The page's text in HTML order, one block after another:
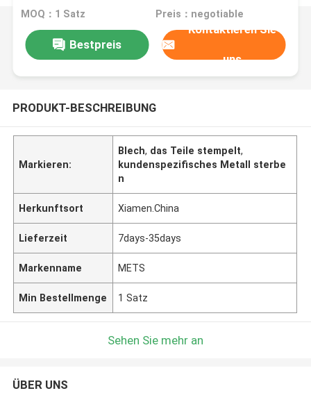
Werkzeugausstattung
MOQ：1 Satz Preis：negotiable
Bestpreis
Kontaktieren Sie
uns
PRODUKT-BESCHREIBUNG
Markieren:
Blech, das Teile stempelt,
kundenspezifisches Metall sterbe
n
Herkunftsort Xiamen.China
Lieferzeit 7days-35days
Markenname METS
Min Bestellmenge 1 Satz
Sehen Sie mehr an
ÜBER UNS